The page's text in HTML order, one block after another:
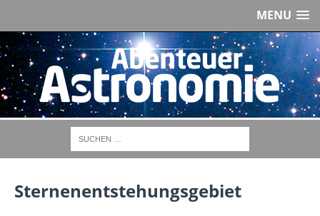
MENU
Sternenentstehungsgebiet